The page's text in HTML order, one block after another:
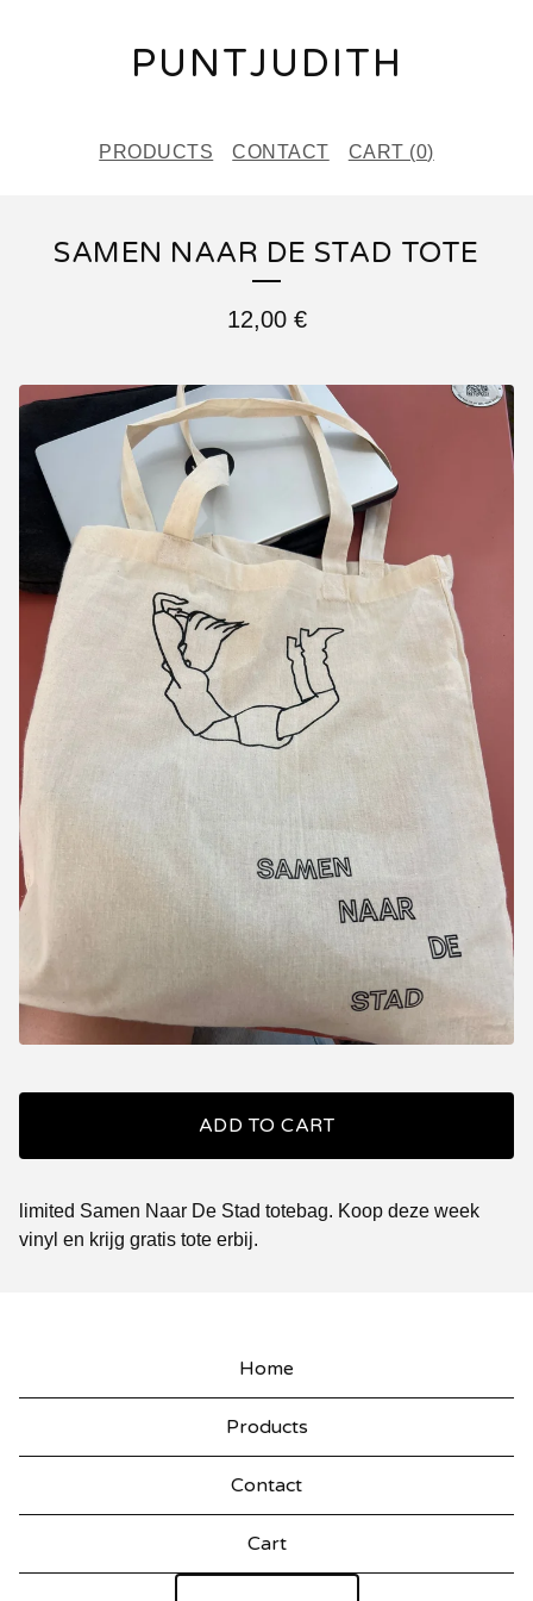
PUNTJUDITH
PRODUCTS CONTACT CART (0)
SAMEN NAAR DE STAD TOTE
12,00 €
ADD TO CART
limited Samen Naar De Stad totebag. Koop deze week
vinyl en krijg gratis tote erbij.
Home
Products
Contact
Cart